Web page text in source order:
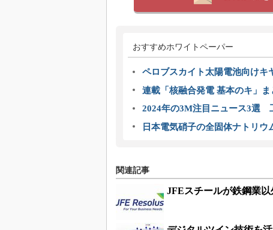
おすすめホワイトペーパー
ペロブスカイト太陽電池向けキ
連載「核融合発電 基本のキ」ま
2024年の3M注目ニュース3選
日本電気硝子の全固体ナトリ
関連記事
JFEスチールが鉄鋼業